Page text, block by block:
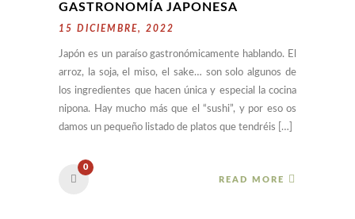
GASTRONOMÍA JAPONESA
15 DICIEMBRE, 2022
Japón es un paraíso gastronómicamente hablando. El
arroz, la soja, el miso, el sake… son solo algunos de
los ingredientes que hacen única y especial la cocina
nipona. Hay mucho más que el “sushi”, y por eso os
damos un pequeño listado de platos que tendréis […]
0
READ MORE